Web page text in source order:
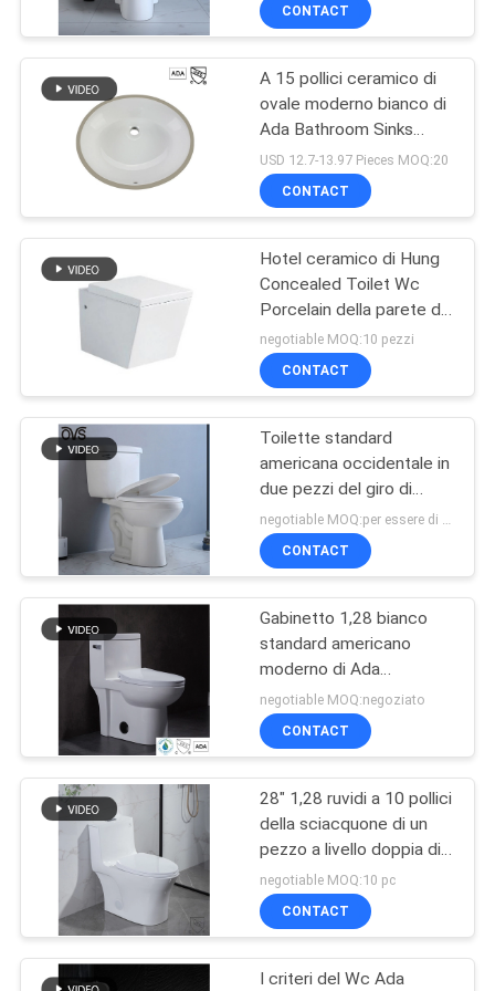
CONTROLLO
DI
QUALITÀ
CONTATTICI
NOTIZIE
DEL
SITO
PRIVACY
POLICY
Toilette
fiancheggiata di un
pezzo
20
Sciacquone di un
pezzo a livello
doppia
Toilette prolungata
di un pezzo
20
Toilette in due pezzi
27
CONTACT
A 15 pollici ceramico di
ovale moderno bianco di
Ada Bathroom Sinks
Undermount Trough
USD 12.7-13.97 Pieces MOQ:20
CONTACT
Hotel ceramico di Hung
Concealed Toilet Wc
Porcelain della parete del
bagno
negotiable MOQ:10 pezzi
CONTACT
Toilette standard
americana occidentale in
due pezzi del giro di
altezza di comodità della
ciotola di toilette
negotiable MOQ:per essere di negoziare
CONTACT
Gabinetto 1,28 bianco
standard americano
moderno di Ada
Compliant Toilets Gpf
negotiable MOQ:negoziato
CONTACT
28" 1,28 ruvidi a 10 pollici
della sciacquone di un
pezzo a livello doppia di
Gpf nella norma
americana
negotiable MOQ:10 pc
CONTACT
I criteri del Wc Ada